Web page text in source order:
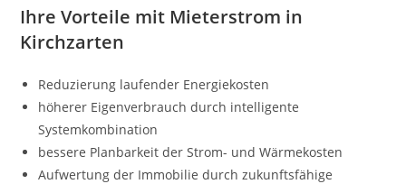
Ihre Vorteile mit Mieterstrom in
Kirchzarten
Reduzierung laufender Energiekosten
höherer Eigenverbrauch durch intelligente
Systemkombination
bessere Planbarkeit der Strom- und Wärmekosten
Aufwertung der Immobilie durch zukunftsfähige